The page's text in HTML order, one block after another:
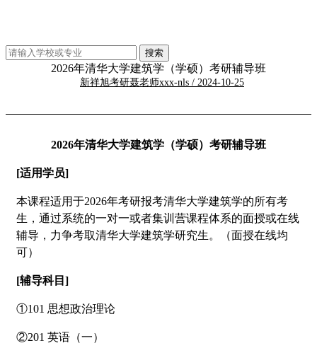
2026年清华大学建筑学（学硕）考研辅导班
新祥旭考研聂老师xxx-nls / 2024-10-25
2026年清华大学建筑学（学硕）考研辅导班
[适用学员]
本课程适用于2026年考研报考清华大学建筑学的所有考
生，通过系统的一对一或者集训营课程体系的面授或在线
辅导，力争考取清华大学建筑学研究生。（面授在线均
可）
[辅导科目]
①101 思想政治理论
②201 英语（一）